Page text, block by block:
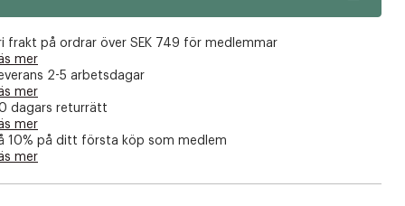
frakt på ordrar över SEK 749 för medlemmar
mer
2-5 arbetsdagar
mer
dagars returrätt
mer
10% på ditt första köp som medlem
mer